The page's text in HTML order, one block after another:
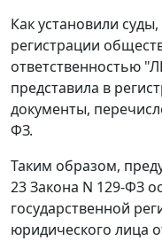
Как установили
регистрации
ответственностью
представила в
документы,
ФЗ.
Таким образом,
23 Закона N 129-ФЗ
государственной
юридического лица